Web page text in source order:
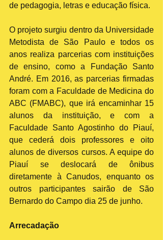
de pedagogia, letras e educação física.
O projeto surgiu dentro da Universidade
Metodista de São Paulo e todos os
anos realiza parcerias com instituições
de ensino, como a Fundação Santo
André. Em 2016, as parcerias firmadas
foram com a Faculdade de Medicina do
ABC (FMABC), que irá encaminhar 15
alunos da instituição, e com a
Faculdade Santo Agostinho do Piauí,
que cederá dois professores e oito
alunos de diversos cursos. A equipe do
Piauí se deslocará de ônibus
diretamente à Canudos, enquanto os
outros participantes sairão de São
Bernardo do Campo dia 25 de junho.
Arrecadação